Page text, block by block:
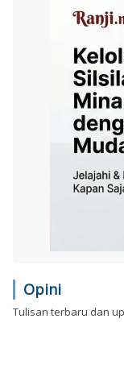
Opini
Tulisan terbaru dan